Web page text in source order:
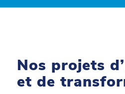
Nos projets
et de